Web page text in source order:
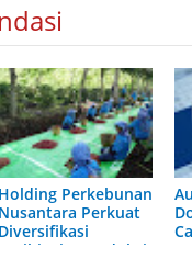
Holding Perkebunan
Nusantara Perkuat
Diversifikasi
Agribisnis, Produksi